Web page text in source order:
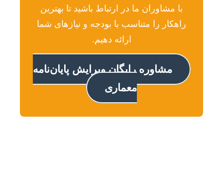
با مشاوران ما در ارتباط باشید تا بهترین
راهکار را متناسب با بودجه و نیازهای شما
ارائه دهیم.
مشاوره رایگان ویرایش پایان‌نامه
معماری